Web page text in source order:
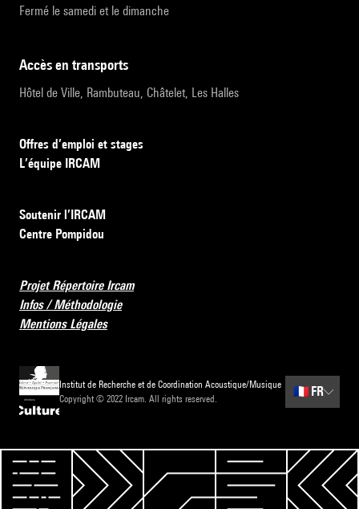
Fermé le samedi et le dimanche
accès en transports
Hôtel de Ville, Rambuteau, Châtelet, Les Halles
Offres d’emploi et stages
L’équipe IRCAM
Soutenir l’IRCAM
Centre Pompidou
Projet Répertoire Ircam
Infos / Méthodologie
Mentions Légales
Institut de Recherche et de Coordination Acoustique/Musique
Copyright © 2022 Ircam. All rights reserved.
🇫🇷 FR